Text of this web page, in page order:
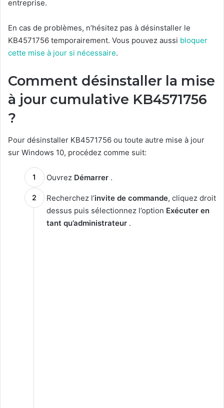
entreprise.
En cas de problèmes, n’hésitez pas à désinstaller le
KB4571756 temporairement. Vous pouvez aussi bloquer
cette mise à jour si nécessaire.
Comment désinstaller la mise
à jour cumulative KB4571756
?
Pour désinstaller KB4571756 ou toute autre mise à jour
sur Windows 10, procédez comme suit:
Ouvrez Démarrer .
Recherchez l’invite de commande, cliquez droit
dessus puis sélectionnez l’option Exécuter en
tant qu’administrateur .